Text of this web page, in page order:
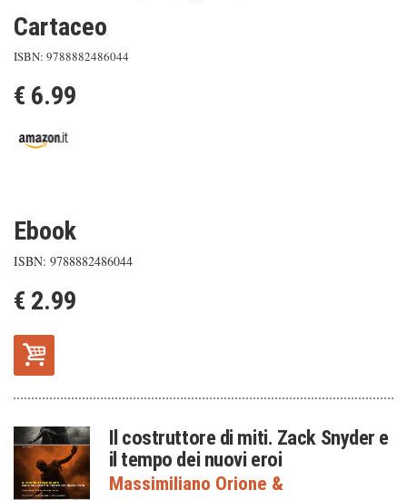
Cartaceo
ISBN: 9788882486044
€ 6.99
Ebook
ISBN: 9788882486044
€ 2.99
Il costruttore di miti. Zack Snyder e
il tempo dei nuovi eroi
Massimiliano Orione &